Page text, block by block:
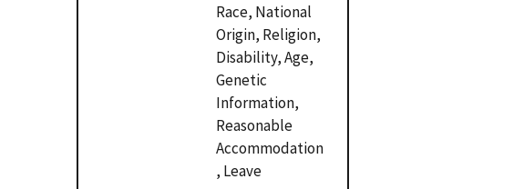
Race, National
Origin, Religion,
Disability, Age,
Genetic
Information,
Reasonable
Accommodation
, Leave